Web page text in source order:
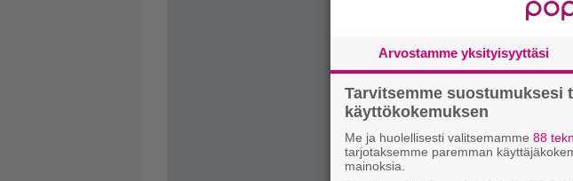
Arvostamme yksityisyyttäsi
Tarvitsemme suostumuksesi
käyttökokemuksen
Me ja huolellisesti valitsemamme 88
tarjotaksemme paremman
mainoksia.